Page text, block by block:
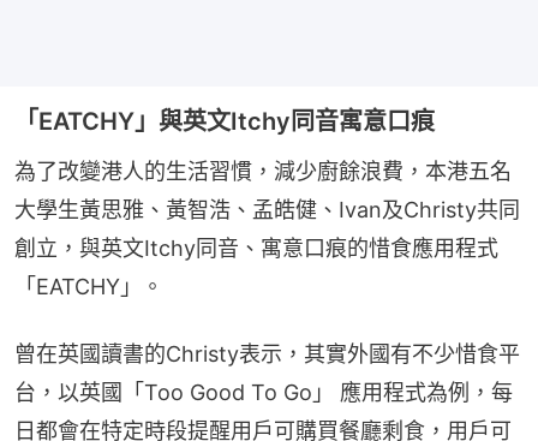
「EATCHY」與英文Itchy同音寓意口痕
為了改變港人的生活習慣，減少廚餘浪費，本港五名
大學生黃思雅、黃智浩、孟皓健、Ivan及Christy共同
創立，與英文Itchy同音、寓意口痕的惜食應用程式
「EATCHY」。
曾在英國讀書的Christy表示，其實外國有不少惜食平
台，以英國「Too Good To Go」 應用程式為例，每
日都會在特定時段提醒用戶可購買餐廳剩食，用戶可